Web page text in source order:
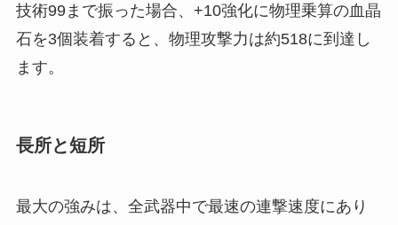
技術99まで振った場合、+10強化に物理乗算の血晶
石を3個装着すると、物理攻撃力は約518に到達し
ます。
長所と短所
最大の強みは、全武器中で最速の連撃速度にあり